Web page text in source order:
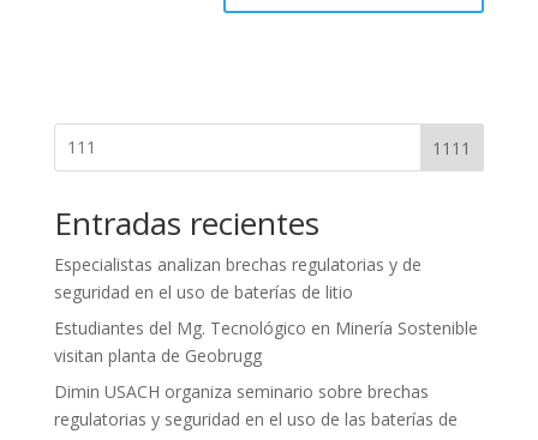
1111
Entradas recientes
Especialistas analizan brechas regulatorias y de
seguridad en el uso de baterías de litio
Estudiantes del Mg. Tecnológico en Minería Sostenible
visitan planta de Geobrugg
Dimin USACH organiza seminario sobre brechas
regulatorias y seguridad en el uso de las baterías de